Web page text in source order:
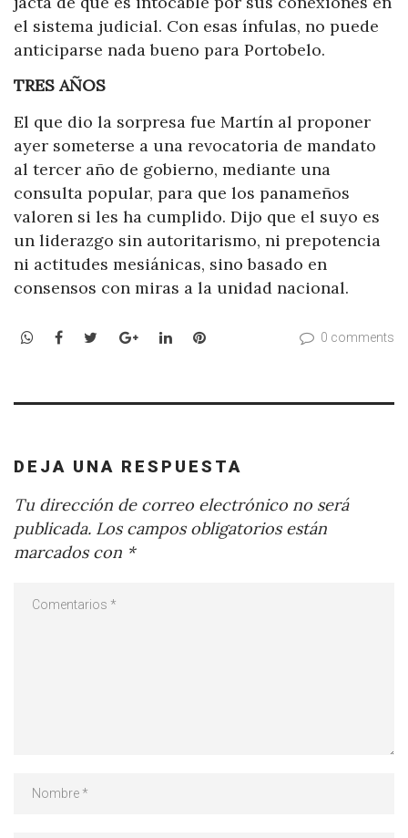
el sistema judicial. Con esas ínfulas, no puede
anticiparse nada bueno para Portobelo.
TRES AÑOS
El que dio la sorpresa fue Martín al proponer
ayer someterse a una revocatoria de mandato
al tercer año de gobierno, mediante una
consulta popular, para que los panameños
valoren si les ha cumplido. Dijo que el suyo es
un liderazgo sin autoritarismo, ni prepotencia
ni actitudes mesiánicas, sino basado en
consensos con miras a la unidad nacional.
WhatsApp
Facebook
TwitterGoogle+LinkedInPinterest 0 comments
DEJA UNA RESPUESTA
Tu dirección de correo electrónico no será
publicada. Los campos obligatorios están
marcados con *